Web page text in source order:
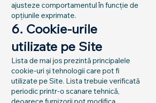
ajusteze comportamentul în funcție de
opțiunile exprimate.
6. Cookie-urile
utilizate pe Site
Lista de mai jos prezintă principalele
cookie-uri și tehnologii care pot fi
utilizate pe Site. Lista trebuie verificată
periodic printr-o scanare tehnică,